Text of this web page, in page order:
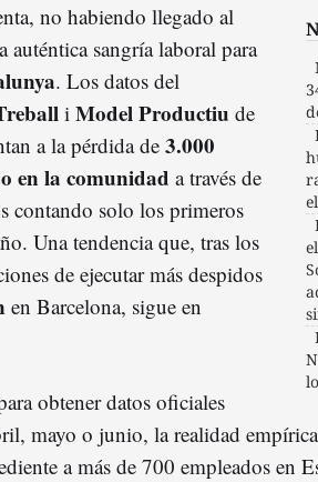
no habiendo llegado al
auténtica sangría laboral para
. Los datos del
i Model Productiu de
a la pérdida de 3.000
en la comunidad a través de
contando solo los primeros
Una tendencia que, tras los
de ejecutar más despidos
en Barcelona, sigue en
obtener datos oficiales
mayo o junio, la realidad
a más de 700 empleados en